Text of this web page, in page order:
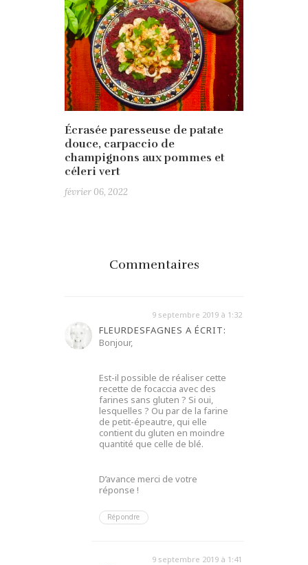
Écrasée paresseuse de patate
douce, carpaccio de
champignons aux pommes et
céleri vert
février 06, 2022
Commentaires
FLEURDESFAGNES A ÉCRIT:
9 septembre 2019 à 1:32
Bonjour,
Est-il possible de réaliser cette
recette de focaccia avec des
farines sans gluten ? Si oui,
lesquelles ? Ou par de la farine
de petit-épeautre, qui elle
contient du gluten en moindre
quantité que celle de blé.
D’avance merci de votre
réponse !
Répondre
9 septembre 2019 à 1:41